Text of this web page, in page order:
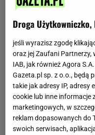
Imię I nazwisko:Robyn
Pseudonim: Rihanna
Data I miejsce
Michael
Wzrost:173 cm
Droga
jeśli wyrazisz zgodę
oraz jej Zaufani Partnerzy,
IAB, jak również Agora
Gazeta.pl sp. z o.o., będą
takie jak adresy IP, adresy
cookie lub inne informacje
marketingowych, w
reklam dopasowanych do
swoich serwisach,